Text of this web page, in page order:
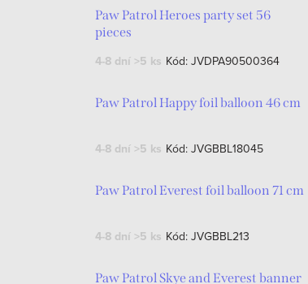
Paw Patrol Heroes party set 56
pieces
4-8 dní >5 ks Kód: JVDPA90500364
Paw Patrol Happy foil balloon 46 cm
4-8 dní >5 ks Kód: JVGBBL18045
Paw Patrol Everest foil balloon 71 cm
4-8 dní >5 ks Kód: JVGBBL213
Paw Patrol Skye and Everest banner